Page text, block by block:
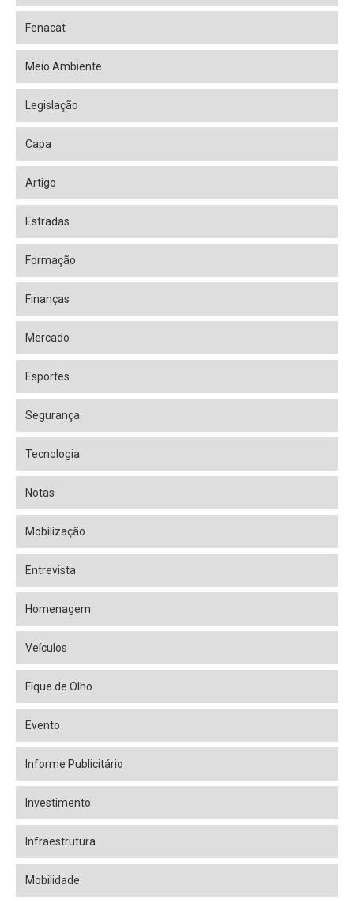
Fenacat
Meio Ambiente
Legislação
Capa
Artigo
Estradas
Formação
Finanças
Mercado
Esportes
Segurança
Tecnologia
Notas
Mobilização
Entrevista
Homenagem
Veículos
Fique de Olho
Evento
Informe Publicitário
Investimento
Infraestrutura
Mobilidade